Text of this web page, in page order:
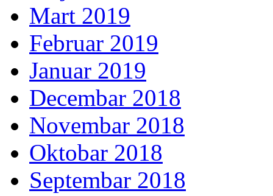
Mart 2019
Februar 2019
Januar 2019
Decembar 2018
Novembar 2018
Oktobar 2018
Septembar 2018